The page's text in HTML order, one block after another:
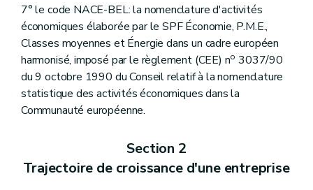
7° le code NACE-BEL: la nomenclature d'activités
économiques élaborée par le SPF Économie, P.M.E.,
Classes moyennes et Énergie dans un cadre européen
harmonisé, imposé par le règlement (CEE) no 3037/90
du 9 octobre 1990 du Conseil relatif à la nomenclature
statistique des activités économiques dans la
Communauté européenne.
Section 2
Trajectoire de croissance d'une entreprise